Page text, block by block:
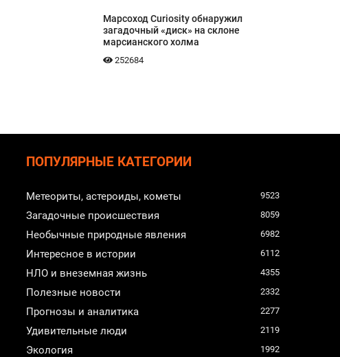
Марсоход Curiosity обнаружил
загадочный «диск» на склоне
марсианского холма
252684
ПОПУЛЯРНЫЕ КАТЕГОРИИ
Метеориты, астероиды, кометы 9523
Загадочные происшествия 8059
Необычные природные явления 6982
Интересное в истории 6112
НЛО и внеземная жизнь 4355
Полезные новости 2332
Прогнозы и аналитика 2277
Удивительные люди 2119
Экология 1992